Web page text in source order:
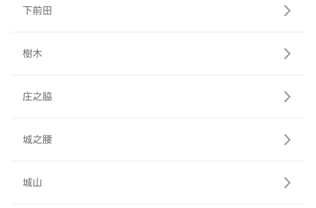
下前田
樹木
庄之脇
城之腰
城山